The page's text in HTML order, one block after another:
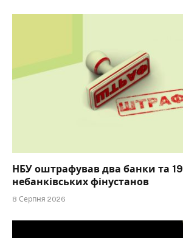
НБУ оштрафував два банки та 19
небанківських фінустанов
8 Серпня 2026